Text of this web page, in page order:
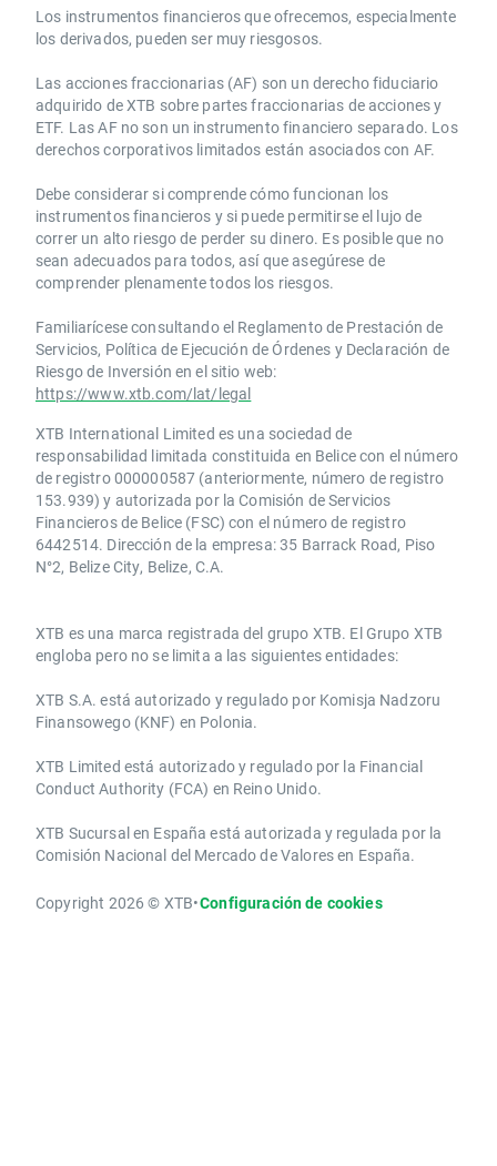
Los instrumentos financieros que ofrecemos, especialmente
los derivados, pueden ser muy riesgosos.
Las acciones fraccionarias (AF) son un derecho fiduciario
adquirido de XTB sobre partes fraccionarias de acciones y
ETF. Las AF no son un instrumento financiero separado. Los
derechos corporativos limitados están asociados con AF.
Debe considerar si comprende cómo funcionan los
instrumentos financieros y si puede permitirse el lujo de
correr un alto riesgo de perder su dinero. Es posible que no
sean adecuados para todos, así que asegúrese de
comprender plenamente todos los riesgos.
Familiarícese consultando el Reglamento de Prestación de
Servicios, Política de Ejecución de Órdenes y Declaración de
Riesgo de Inversión en el sitio web:
https://www.xtb.com/lat/legal
XTB International Limited es una sociedad de
responsabilidad limitada constituida en Belice con el número
de registro 000000587 (anteriormente, número de registro
153.939) y autorizada por la Comisión de Servicios
Financieros de Belice (FSC) con el número de registro
6442514. Dirección de la empresa: 35 Barrack Road, Piso
N°2, Belize City, Belize, C.A.
​​XTB es una marca registrada del grupo XTB. El Grupo XTB
engloba pero no se limita a las siguientes entidades:
XTB S.A.​ está autorizado y regulado por Komisja Nadzoru
Finansowego (KNF) ​en Polonia.
XTB Limited ​está autorizado y regulado por la ​Financial
Conduct Authority ​(FCA) en ​​Reino Unido.
XTB Sucursal en España está autorizada y regulada por la
Comisión Nacional del Mercado de Valores en España.
Copyright 2026 © XTB•Configuración de cookies